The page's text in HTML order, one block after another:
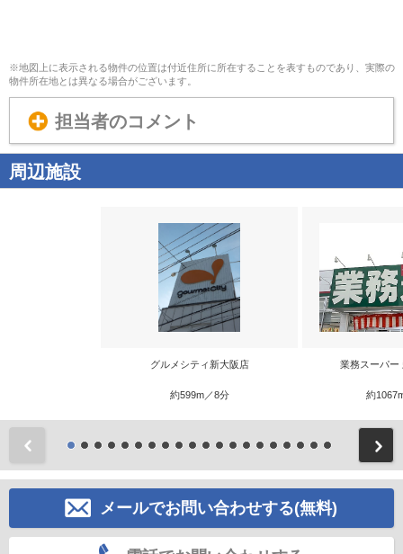
※地図上に表示される物件の位置は付近住所に所在することを表すものであり、実際の
物件所在地とは異なる場合がございます。
担当者のコメント
周辺施設
グルメシティ新大阪店
約599m／8分
業務スーパー
約
メールでお問い合わせする(無料)